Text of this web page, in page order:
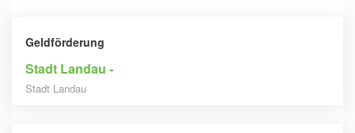
Geldförderung
Stadt Landau -
Stadt Landau